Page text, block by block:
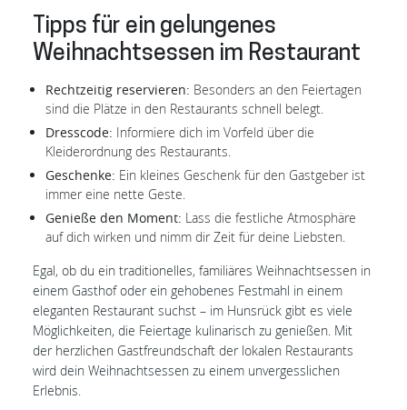
Tipps für ein gelungenes
Weihnachtsessen im Restaurant
Rechtzeitig reservieren: Besonders an den Feiertagen
sind die Plätze in den Restaurants schnell belegt.
Dresscode: Informiere dich im Vorfeld über die
Kleiderordnung des Restaurants.
Geschenke: Ein kleines Geschenk für den Gastgeber ist
immer eine nette Geste.
Genieße den Moment: Lass die festliche Atmosphäre
auf dich wirken und nimm dir Zeit für deine Liebsten.
Egal, ob du ein traditionelles, familiäres Weihnachtsessen in
einem Gasthof oder ein gehobenes Festmahl in einem
eleganten Restaurant suchst – im Hunsrück gibt es viele
Möglichkeiten, die Feiertage kulinarisch zu genießen. Mit
der herzlichen Gastfreundschaft der lokalen Restaurants
wird dein Weihnachtsessen zu einem unvergesslichen
Erlebnis.